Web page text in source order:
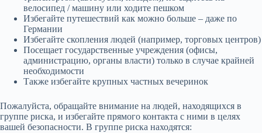
велосипед / машину или ходите пешком
Избегайте путешествий как можно больше – даже по
Германии
Избегайте скопления людей (например, торговых центров)
Посещает государственные учреждения (офисы,
администрацию, органы власти) только в случае крайней
необходимости
Также избегайте крупных частных вечеринок
Пожалуйста, обращайте внимание на людей, находящихся в
группе риска, и избегайте прямого контакта с ними в целях
вашей безопасности. В группе риска находятся: